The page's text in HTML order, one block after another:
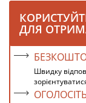
ДЛЯ
Швидку